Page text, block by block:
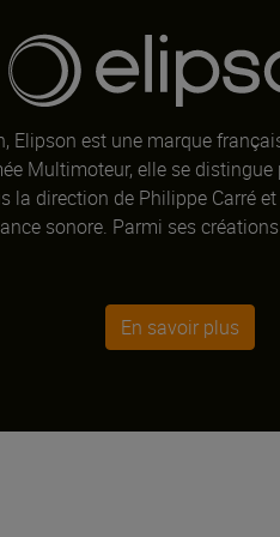
Elipson est une marque
Multimoteur, elle se distingue
la direction de Philippe Carré
sonore. Parmi ses
En savoir plus